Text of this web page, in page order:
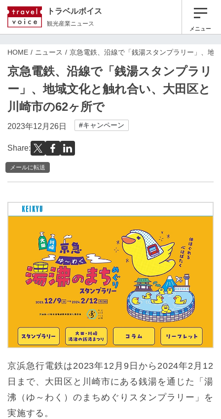
トラベルボイス
観光産業ニュース
メニュー
HOME ニュース 京急電鉄、沿線で「銭湯スタンプラリー」、地
京急電鉄、沿線で「銭湯スタンプラリ
ー」、地域文化と触れ合い、大田区と
川崎市の62ヶ所で
2023年12月26日 #キャンペーン
Share:
メールに転送
京浜急行電鉄は2023年12月9日から2024年2月12
日まで、大田区と川崎市にある銭湯を通じた「湯
沸（ゆ～わく）のまちめぐりスタンプラリー」を
実施する。